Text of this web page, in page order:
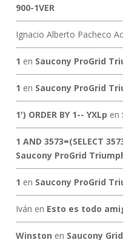
900-1VER
Ignacio Alberto Pacheco
1 en Saucony ProGrid
1 en Saucony ProGrid
1') ORDER BY 1-- YXLp en
1 AND 3573=(SELECT
Saucony ProGrid
1 en Saucony ProGrid
Iván en Esto es todo
Winston en Saucony